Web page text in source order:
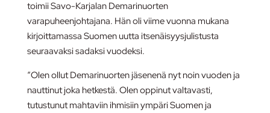
toimii Savo-Karjalan Demarinuorten
varapuheenjohtajana. Hän oli viime vuonna mukana
kirjoittamassa Suomen uutta itsenäisyysjulistusta
seuraavaksi sadaksi vuodeksi.
“Olen ollut Demarinuorten jäsenenä nyt noin vuoden ja
nauttinut joka hetkestä. Olen oppinut valtavasti,
tutustunut mahtaviin ihmisiin ympäri Suomen ja